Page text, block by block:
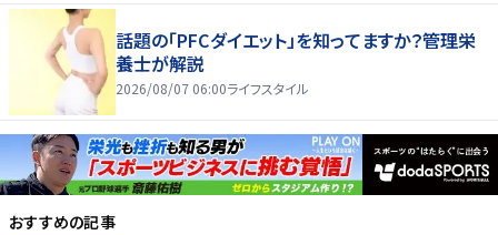
話題の「PFCダイエット」を知ってますか？管理栄
養士が解説
2026/08/07 06:00ライフスタイル
おすすめの記事